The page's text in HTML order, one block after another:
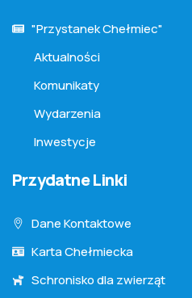
"Przystanek Chełmiec"
Aktualności
Komunikaty
Wydarzenia
Inwestycje
Przydatne Linki
Dane Kontaktowe
Karta Chełmiecka
Schronisko dla zwierząt